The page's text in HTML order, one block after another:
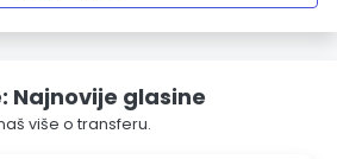
Najnovije glasine
više o transferu.